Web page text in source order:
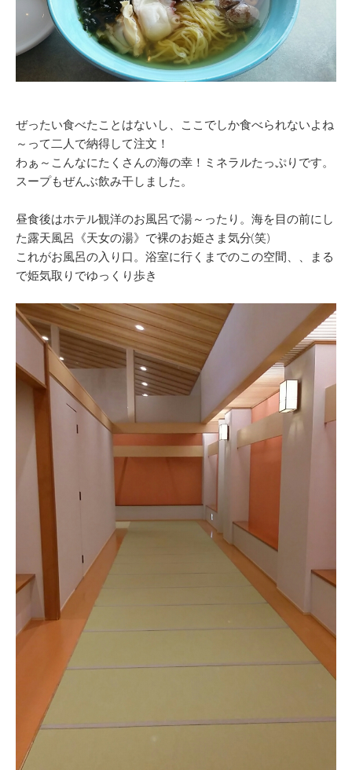
ぜったい食べたことはないし、ここでしか食べられないよね
～って二人で納得して注文！
わぁ～こんなにたくさんの海の幸！ミネラルたっぷりです。
スープもぜんぶ飲み干しました。
昼食後はホテル観洋のお風呂で湯～ったり。海を目の前にし
た露天風呂《天女の湯》で裸のお姫さま気分(笑)
これがお風呂の入り口。浴室に行くまでのこの空間、、まる
で姫気取りでゆっくり歩き